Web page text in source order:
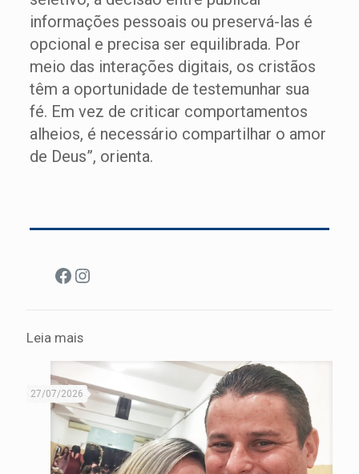
informações pessoais ou preservá-las é
opcional e precisa ser equilibrada. Por
meio das interações digitais, os cristãos
têm a oportunidade de testemunhar sua
fé. Em vez de criticar comportamentos
alheios, é necessário compartilhar o amor
de Deus”, orienta.
Facebook
Instagram
Leia mais
27/07/2026